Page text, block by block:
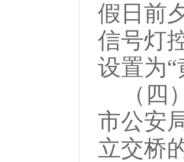
假日前
信号灯
设置为
（
市公安
立交桥